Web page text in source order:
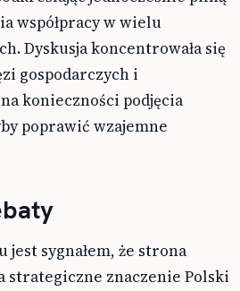
współpracy w wielu
Dyskusja koncentrowała się
gospodarczych i
konieczności podjęcia
poprawić wzajemne
jest sygnałem, że strona
strategiczne znaczenie Polski